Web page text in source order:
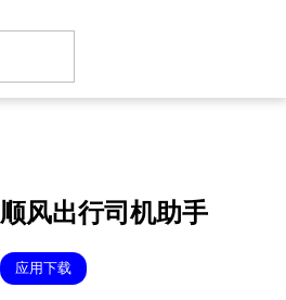
顺风出行司机助手
应用下载